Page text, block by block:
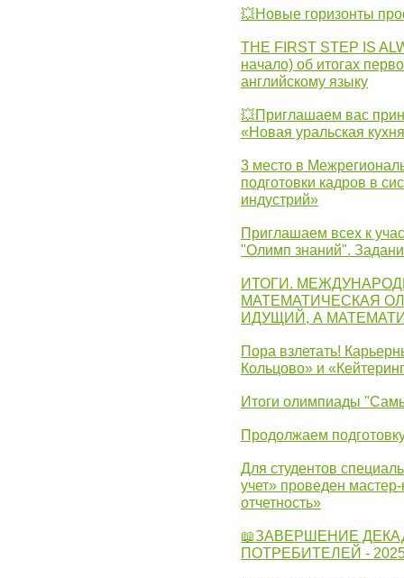
💥Новые горизонты
THE FIRST STEP IS
начало) об итогах
английскому языку
💥Приглашаем вас
«Новая уральская
3 место в
подготовки кадров в
индустрий»
Приглашаем всех к
"Олимп знаний".
ИТОГИ.
МАТЕМАТИЧЕСКАЯ
ИДУЩИЙ, А
Пора взлетать!
Кольцово» и
Итоги олимпиады
Продолжаем
Для студентов
учет» проведен
отчетность»
📖ЗАВЕРШЕНИЕ
ПОТРЕБИТЕЛЕЙ -